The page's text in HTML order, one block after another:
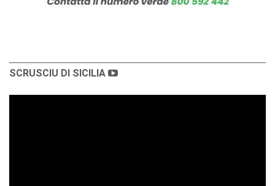
SCRUSCIU DI SICILIA